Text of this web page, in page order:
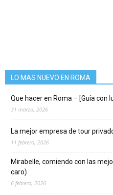
LO MAS NUEVO EN ROMA
Que hacer en Roma – [Guía con
31 marzo, 2026
La mejor empresa de tour
11 febrero, 2026
Mirabelle, comiendo con las
caro)
6 febrero, 2026